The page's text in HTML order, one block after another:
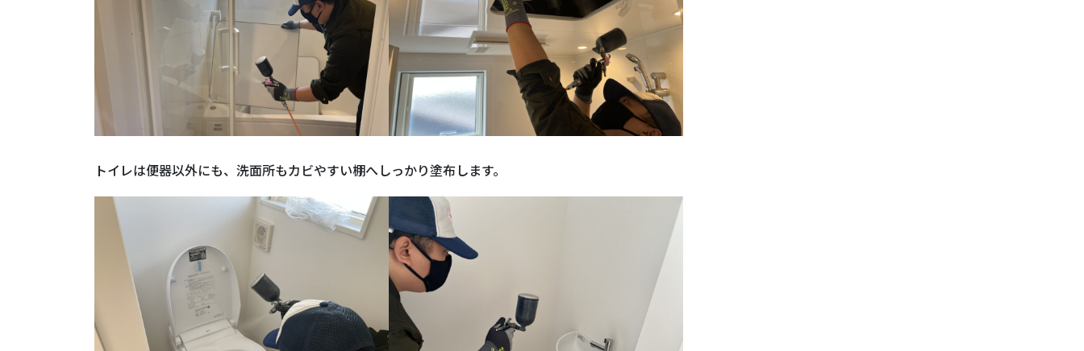
トイレは便器以外にも、洗面所もカビやすい棚へしっかり塗布します。